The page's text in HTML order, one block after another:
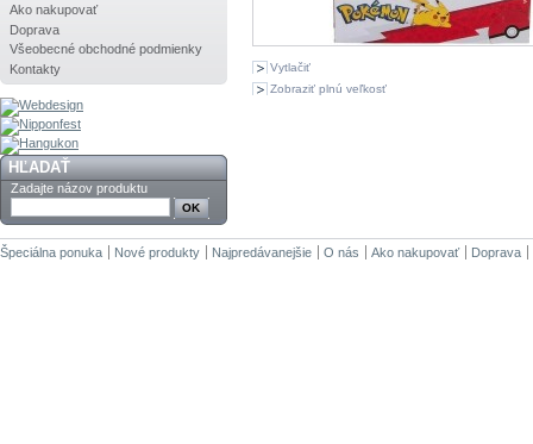
Ako nakupovať
Doprava
Všeobecné obchodné podmienky
Kontakty
HĽADAŤ
Zadajte názov produktu
Vytlačiť
Zobraziť plnú veľkosť
Špeciálna ponuka Nové produkty Najpredávanejšie O nás Ako nakupovať Doprava